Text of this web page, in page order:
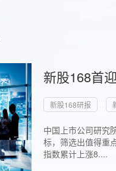
新股168首
新股168研报
中国上市公司研究
标，筛选出值得重
指数累计上涨8....